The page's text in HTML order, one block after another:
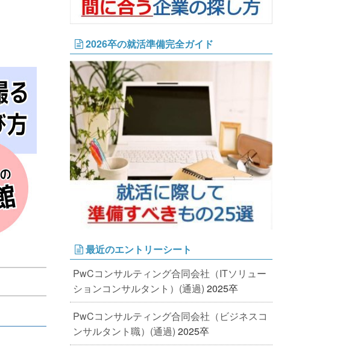
2026卒の就活準備完全ガイド
最近のエントリーシート
PwCコンサルティング合同会社（ITソリュー
ションコンサルタント）(通過) 2025卒
PwCコンサルティング合同会社（ビジネスコ
ンサルタント職）(通過) 2025卒